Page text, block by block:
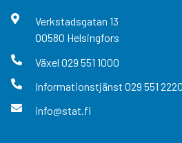
Verkstadsgatan 13
00580 Helsingfors
Växel 029 551 1000
Informationstjänst 029 551 2220
info@stat.fi